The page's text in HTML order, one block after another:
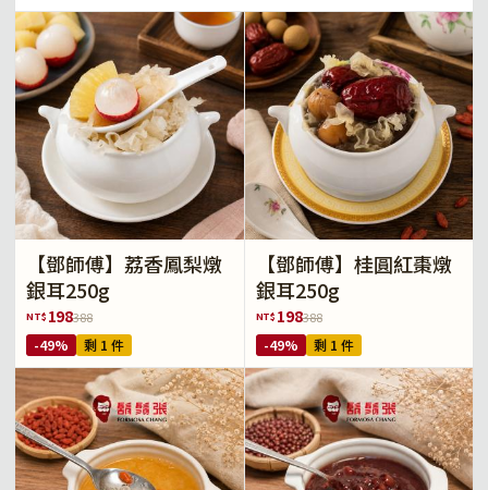
【鄧師傅】荔香鳳梨燉
銀耳250g
NT$ 198388
-49% 剩 1 件
【鄧師傅】桂圓紅棗燉
銀耳250g
NT$ 198388
-49% 剩 1 件